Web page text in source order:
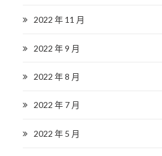
2022 年 11 月
2022 年 9 月
2022 年 8 月
2022 年 7 月
2022 年 5 月